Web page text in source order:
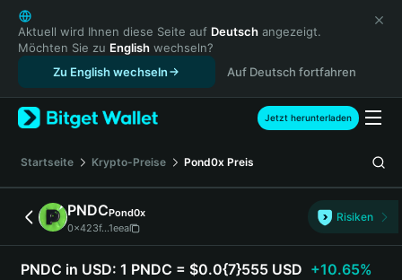
English
日本語
Tiếng Việt
Русский
Español (Latinoamérica)
Türkçe
Français
Deutsch
简体中文
繁體中文
Português (Portugal)
Bahasa Indonesia
Aktuell wird Ihnen diese Seite auf Deutsch angezeigt.
Möchten Sie zu English wechseln?
Zu English wechseln
Auf Deutsch fortfahren
Jetzt herunterladen
Startseite Krypto-Preise Pond0x Preis
PNDCPond0x
0x423f...1eea
Risiken
PNDC in USD: 1 PNDC = $0.0{7}555 USD +10.65%